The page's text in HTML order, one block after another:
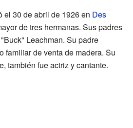
el 30 de abril de 1926 en Des
de tres hermanas. Sus padres
Leachman. Su padre
familiar de venta de madera. Su
también fue actriz y cantante.